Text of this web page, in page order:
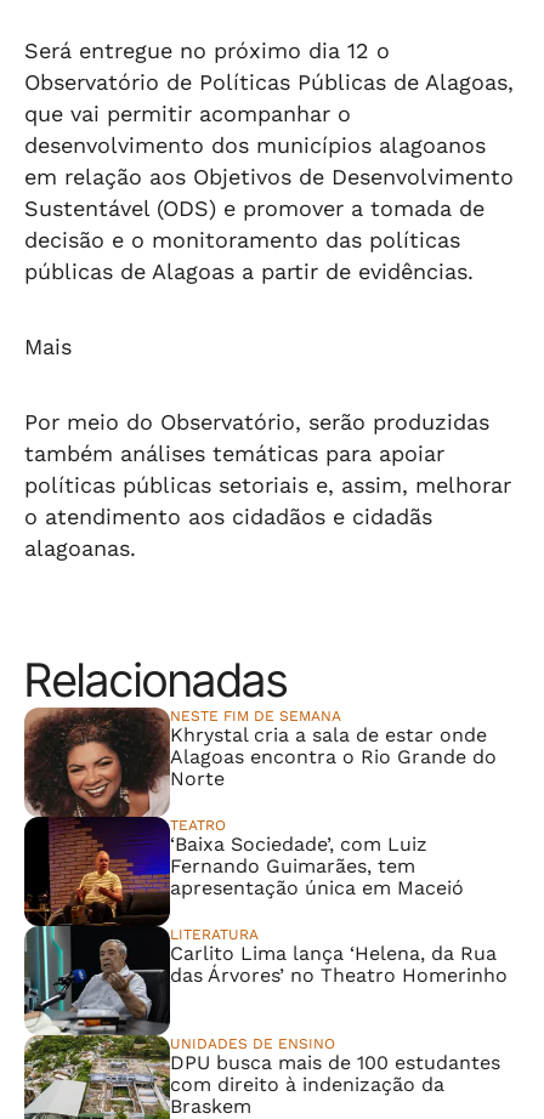
Será entregue no próximo dia 12 o
Observatório de Políticas Públicas de Alagoas,
que vai permitir acompanhar o
desenvolvimento dos municípios alagoanos
em relação aos Objetivos de Desenvolvimento
Sustentável (ODS) e promover a tomada de
decisão e o monitoramento das políticas
públicas de Alagoas a partir de evidências.
Mais
Por meio do Observatório, serão produzidas
também análises temáticas para apoiar
políticas públicas setoriais e, assim, melhorar
o atendimento aos cidadãos e cidadãs
alagoanas.
Relacionadas
NESTE FIM DE SEMANA
Khrystal cria a sala de estar onde
Alagoas encontra o Rio Grande do
Norte
TEATRO
‘Baixa Sociedade’, com Luiz
Fernando Guimarães, tem
apresentação única em Maceió
LITERATURA
Carlito Lima lança ‘Helena, da Rua
das Árvores’ no Theatro Homerinho
UNIDADES DE ENSINO
DPU busca mais de 100 estudantes
com direito à indenização da
Braskem